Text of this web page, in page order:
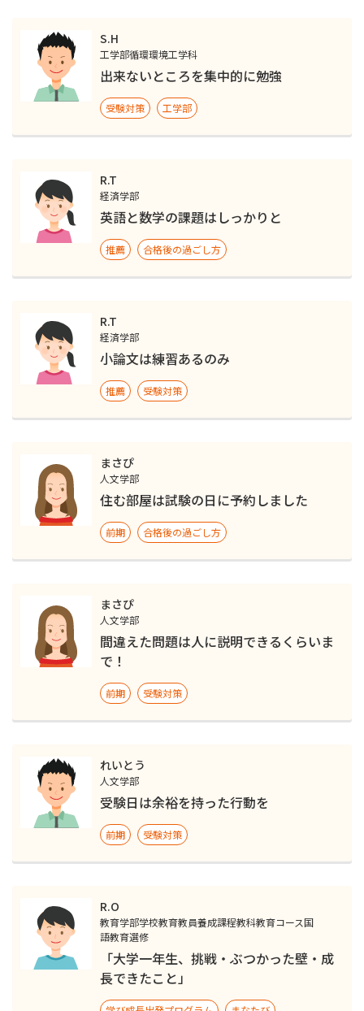
S.H
工学部循環環境工学科
出来ないところを集中的に勉強
受験対策 工学部
R.T
経済学部
英語と数学の課題はしっかりと
推薦 合格後の過ごし方
R.T
経済学部
小論文は練習あるのみ
推薦 受験対策
まさぴ
人文学部
住む部屋は試験の日に予約しました
前期 合格後の過ごし方
まさぴ
人文学部
間違えた問題は人に説明できるくらいま
で！
前期 受験対策
れいとう
人文学部
受験日は余裕を持った行動を
前期 受験対策
R.O
教育学部学校教育教員養成課程教科教育コース国
語教育選修
「大学一年生、挑戦・ぶつかった壁・成
長できたこと」